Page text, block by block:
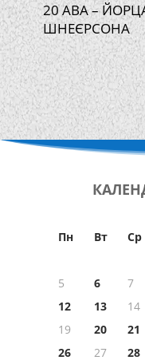
20 АВА –
ШНЕЄРСОНА
Пн Вт Ср
5
6 7
12
13 14
19
20 21
26
27 28